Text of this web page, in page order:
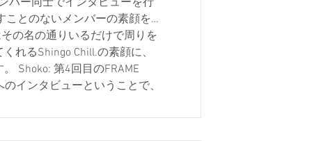
ことのないメンバーの素顔を探
の名の通りいるだけで周りを
れるShingo Chill.の素顔に、
Shoko: 第4回目のFRAME
のインタビューということで、
Shingo: 宜しくお願いします。